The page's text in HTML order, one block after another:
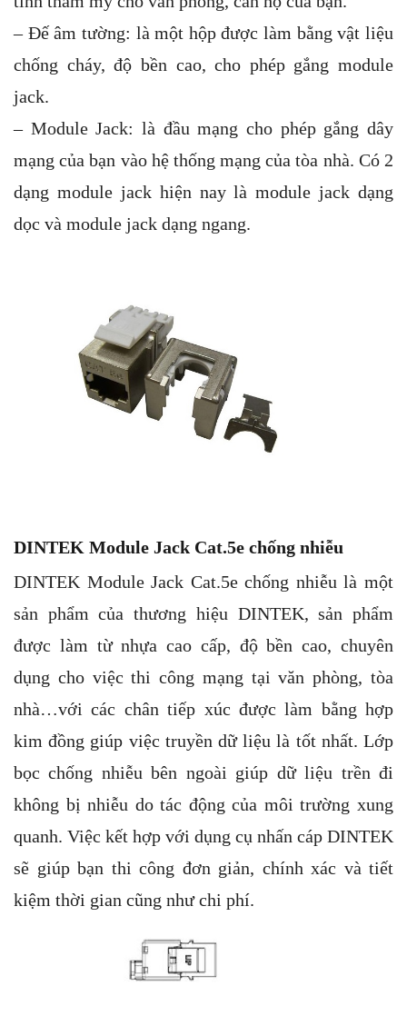
– Đế âm tường: là một hộp được làm bằng vật liệu
chống cháy, độ bền cao, cho phép gắng module
jack.
– Module Jack: là đầu mạng cho phép gắng dây
mạng của bạn vào hệ thống mạng của tòa nhà. Có 2
dạng module jack hiện nay là module jack dạng
dọc và module jack dạng ngang.
DINTEK Module Jack Cat.5e chống nhiễu
DINTEK Module Jack Cat.5e chống nhiễu là một
sản phẩm của thương hiệu DINTEK, sản phẩm
được làm từ nhựa cao cấp, độ bền cao, chuyên
dụng cho việc thi công mạng tại văn phòng, tòa
nhà…với các chân tiếp xúc được làm bằng hợp
kim đồng giúp việc truyền dữ liệu là tốt nhất. Lớp
bọc chống nhiễu bên ngoài giúp dữ liệu trền đi
không bị nhiễu do tác động của môi trường xung
quanh. Việc kết hợp với dụng cụ nhấn cáp DINTEK
sẽ giúp bạn thi công đơn giản, chính xác và tiết
kiệm thời gian cũng như chi phí.